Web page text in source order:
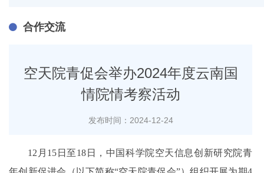
合作交流
空天院青促会举办2024年度云南国
情院情考察活动
发布时间：2024-12-24
12月15日至18日，中国科学院空天信息创新研究院青